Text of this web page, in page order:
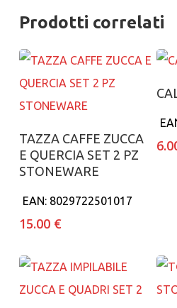
Prodotti correlati
Aggiungi al carrello
TAZZA CAFFE ZUCCA
E QUERCIA SET 2 PZ
STONEWARE
EAN: 8029722501017
15.00 €